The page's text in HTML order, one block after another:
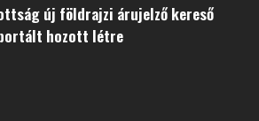
új földrajzi árujelző kereső
hozott létre